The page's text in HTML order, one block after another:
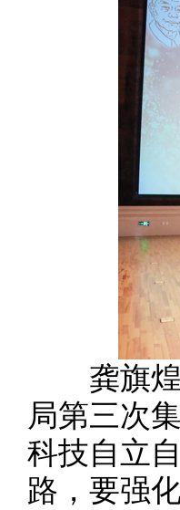
龚旗煌
局第三次
科技自立
路，要强